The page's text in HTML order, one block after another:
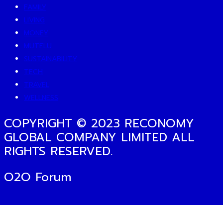
FAMILY
LIVING
MONEY
MUTELU
SUSTAINABILITY
TECH
TRAVEL
WELLNESS
COPYRIGHT © 2023 RECONOMY
GLOBAL COMPANY LIMITED ALL
RIGHTS RESERVED.
O2O Forum